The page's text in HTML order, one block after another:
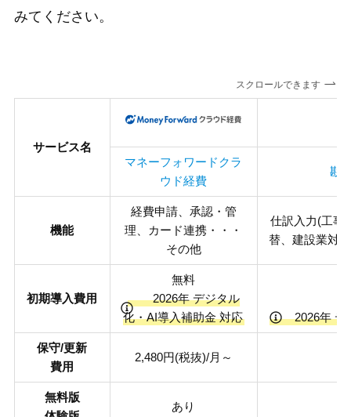
みてください。
スクロールできます
サービス名
マネーフォワードクラ
ウド経費
勘
機能
経費申請、承認・管
理、カード連携・・・
その他
仕訳入力(工事
替、建設業対
初期導入費用
無料
2026年 デジタル
化・AI導入補助金 対応
2026年 デジ
保守/更新
費用
2,480円(税抜)/月～
無料版
あり